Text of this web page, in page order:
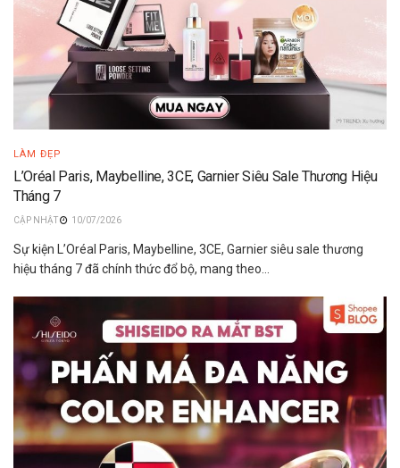
LÀM ĐẸP
L’Oréal Paris, Maybelline, 3CE, Garnier Siêu Sale Thương Hiệu
Tháng 7
10/07/2026
Sự kiện L’Oréal Paris, Maybelline, 3CE, Garnier siêu sale thương
hiệu tháng 7 đã chính thức đổ bộ, mang theo...